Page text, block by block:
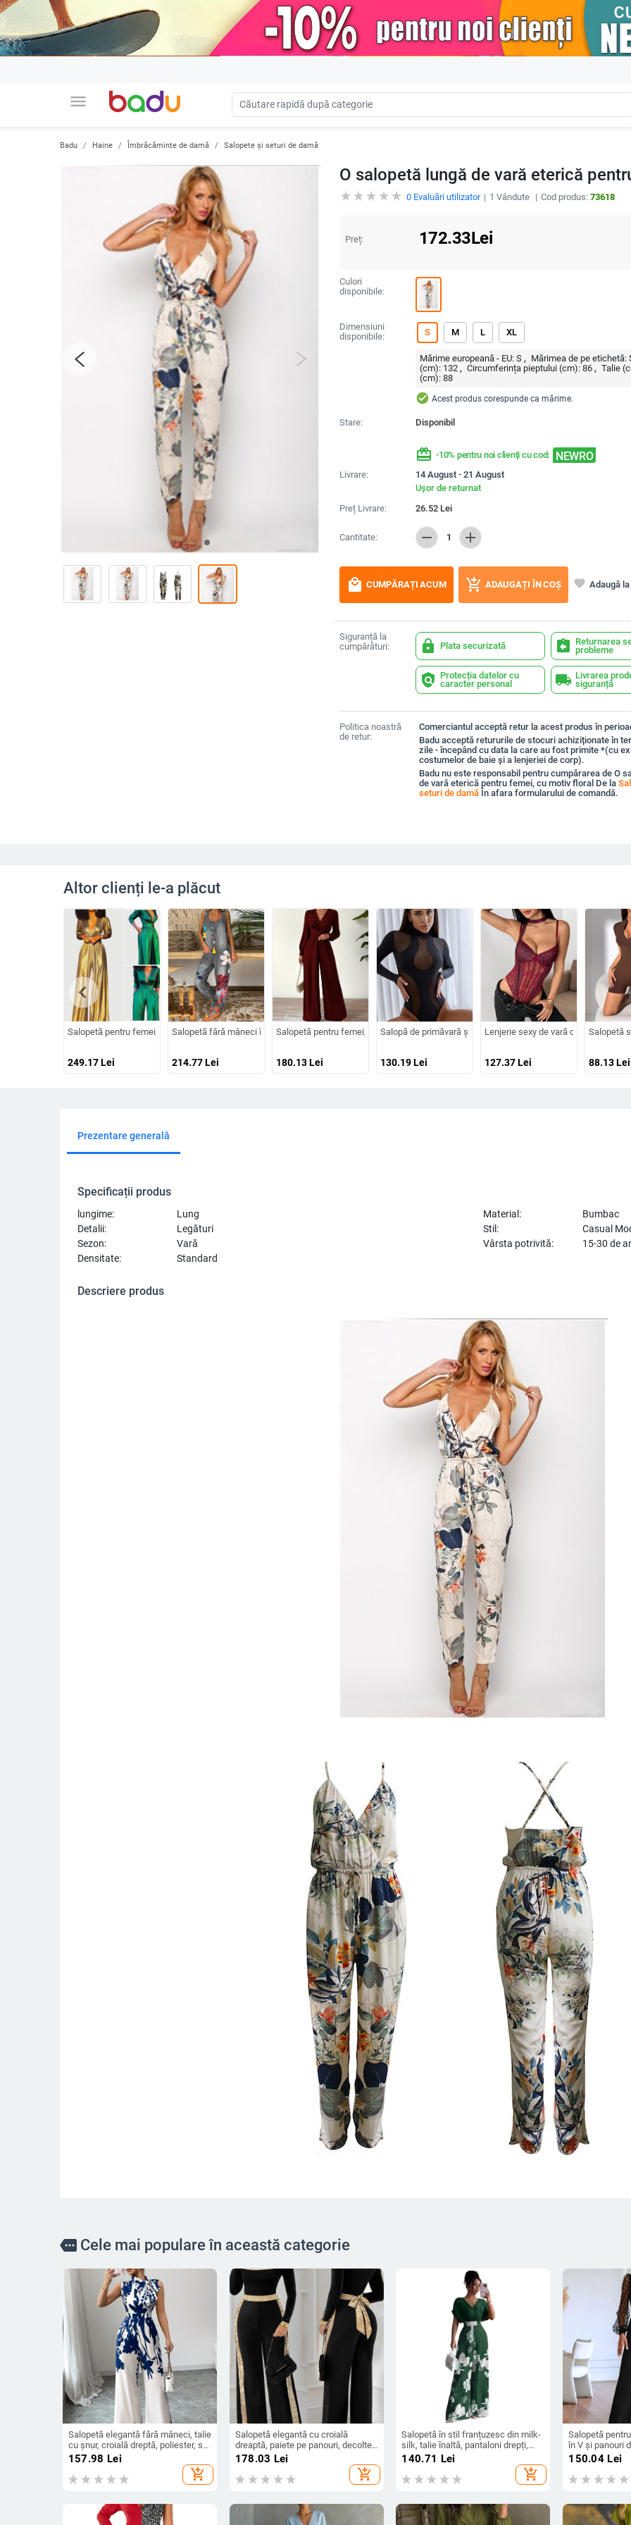
menu
Badu Haine Îmbrăcăminte de damă Salopete și seturi de damă
O salopetă lungă de vară eterică
0Evaluări utilizator 1 Vândute Cod produs: 73618
Preț: 172.33Lei
Culori
disponibile:
Dimensiuni
disponibile:
S M L XL
Mărime europeană - EU: S Mărimea de pe etichetă:
(cm): 132 Circumferința pieptului (cm): 86 Talie
(cm): 88
check_circle Acest produs corespunde ca mărime.
Stare: Disponibil
redeem -10% pentru noi clienți cu cod: NEWRO
Livrare:
14 August - 21 August
Ușor de returnat
Preț Livrare:
26.52Lei
Cantitate: remove 1 add
local_mall CUMPĂRAȚI ACUM add_shopping_cart ADAUGAȚI ÎN COȘ favorite Adaugă
Siguranță la
cumpărături:
lock Plata securizată assignment_return Returnarea
probleme
policy Protecția datelor cu
caracter personal
local_shipping Livrarea
siguranță
Politica noastră
de retur:
Comerciantul acceptă retur la acest produs în
Badu acceptă retururile de stocuri achiziționate în
zile - începând cu data la care au fost primite *(cu
costumelor de baie și a lenjeriei de corp).
Badu nu este responsabil pentru cumpărarea de O
de vară eterică pentru femei, cu motiv floral De la
seturi de damăÎn afara formularului de comandă.
Altor clienți le-a plăcut
Salopetă pentru femei cu decolteu în V, mâneci lungi, imprimeu cu folie aurie, bretele pentru strângerea taliei, talie înaltă, stil urban, toamnă
249.17Lei
Salopetă fără mâneci în stil boem, imprimeu, model casual, denim subțire, amestec bumbac-poliester, talie medie,
214.77Lei
Salopetă pentru femei, decolteu în V și talie încrucișată; material poliester cu spandex;
180.13Lei
Salopă de primăvară și vară cu design sexy din plasă
130.19Lei
Lenjerie sexy de vară cu leopard,
127.37Lei
Salopetă
88.13Lei
chevron_left
Prezentare generală
Specificații produs
lungime: Lung Material:
Bumbac
Detalii:
Legături Stil:
Casual
Sezon:
Vară Vârsta potrivită:
15-30 de
Densitate:
Standard
Descriere produs
more Cele mai populare în această categorie
Salopetă elegantă fără mâneci, talie
cu șnur, croială dreptă, poliester, stil
urban elegant, primăvară-vară 2025
157.98 Lei
add_shopping_cart
Salopetă elegantă cu croială
dreaptă, paiete pe panouri, decolteu
pătrat, talie reglabilă
178.03 Lei
add_shopping_cart
Salopetă în stil franțuzesc din milk-
silk, talie înaltă, pantaloni drepți,
mâneci 3/4, cod XZFSS0230,
140.71 Lei
add_shopping_cart
Salopetă
în V și panouri
lungi, croială
150.04 Lei